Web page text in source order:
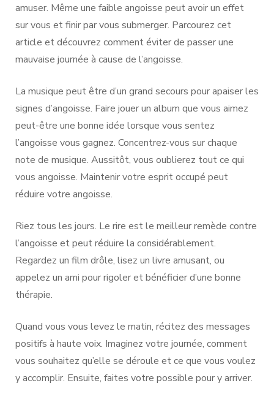
amuser. Même une faible angoisse peut avoir un effet
sur vous et finir par vous submerger. Parcourez cet
article et découvrez comment éviter de passer une
mauvaise journée à cause de l’angoisse.
La musique peut être d’un grand secours pour apaiser les
signes d’angoisse. Faire jouer un album que vous aimez
peut-être une bonne idée lorsque vous sentez
l’angoisse vous gagnez. Concentrez-vous sur chaque
note de musique. Aussitôt, vous oublierez tout ce qui
vous angoisse. Maintenir votre esprit occupé peut
réduire votre angoisse.
Riez tous les jours. Le rire est le meilleur remède contre
l’angoisse et peut réduire la considérablement.
Regardez un film drôle, lisez un livre amusant, ou
appelez un ami pour rigoler et bénéficier d’une bonne
thérapie.
Quand vous vous levez le matin, récitez des messages
positifs à haute voix. Imaginez votre journée, comment
vous souhaitez qu’elle se déroule et ce que vous voulez
y accomplir. Ensuite, faites votre possible pour y arriver.